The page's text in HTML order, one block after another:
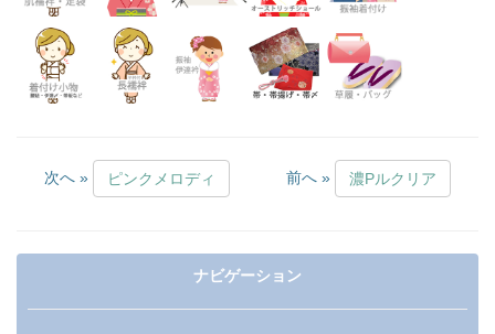
次へ » ピンクメロディ 前へ » 濃Pルクリア
ナビゲーション